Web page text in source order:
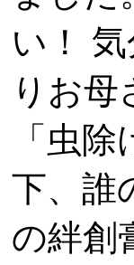
い！
りお
「虫
下、誰
の絆創